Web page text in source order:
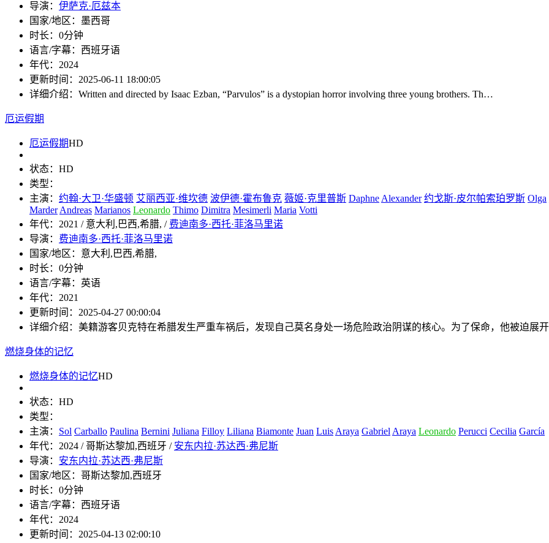
导演： 伊萨克·厄兹本
国家/地区： 墨西哥
时长： 0分钟
语言/字幕： 西班牙语
年代： 2024
更新时间： 2025-06-11 18:00:05
详细介绍： Written and directed by Isaac Ezban, “Parvulos” is a dystopian horror involving three young brothers. Th…
厄运假期
厄运假期HD
状态： HD
类型：
主演： 约翰·大卫·华盛顿 艾丽西亚·维坎德 波伊德·霍布鲁克 薇姬·克里普斯 DaphneAlexander 约戈斯·皮尔帕索珀罗斯 Olga
MarderAndreas Marianos Leonardo Thimo Dimitra Mesimerli Maria Votti
年代： 2021 / 意大利,巴西,希腊, / 费迪南多·西托·菲洛马里诺
导演： 费迪南多·西托·菲洛马里诺
国家/地区： 意大利,巴西,希腊,
时长： 0分钟
语言/字幕： 英语
年代： 2021
更新时间： 2025-04-27 00:00:04
详细介绍： 美籍游客贝克特在希腊发生严重车祸后，发现自己莫名身处一场危险政治阴谋的核心。为了保命，他被迫展开
燃烧身体的记忆
燃烧身体的记忆HD
状态： HD
类型：
主演： Sol Carballo Paulina Bernini Juliana Filloy Liliana Biamonte Juan LuisAraya GabrielAraya Leonardo Perucci Cecilia García
年代： 2024 / 哥斯达黎加,西班牙 / 安东内拉·苏达西·弗尼斯
导演： 安东内拉·苏达西·弗尼斯
国家/地区： 哥斯达黎加,西班牙
时长： 0分钟
语言/字幕： 西班牙语
年代： 2024
更新时间： 2025-04-13 02:00:10